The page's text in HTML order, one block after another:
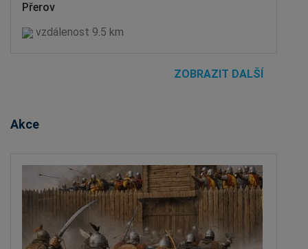
Přerov
vzdálenost 9.5 km
ZOBRAZIT DALŠÍ
Akce